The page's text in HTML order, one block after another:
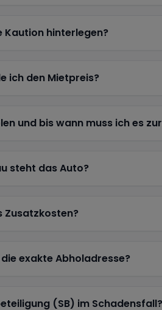
Kaution hinterlegen?
ich den Mietpreis?
und bis wann muss ich es
steht das Auto?
Zusatzkosten?
exakte Abholadresse?
(SB) im Schadensfall?